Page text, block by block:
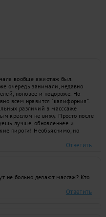
вообще ажиотаж был.
очередь занимали, недавно
поновее и подороже. Но
всем нравится "калифорния".
различий в масссаже
креслом не вижу. Просто после
лучше, обновленнее и
пироги! Необьяснимо, но
Ответить
не больно делают массаж? Кто
Ответить